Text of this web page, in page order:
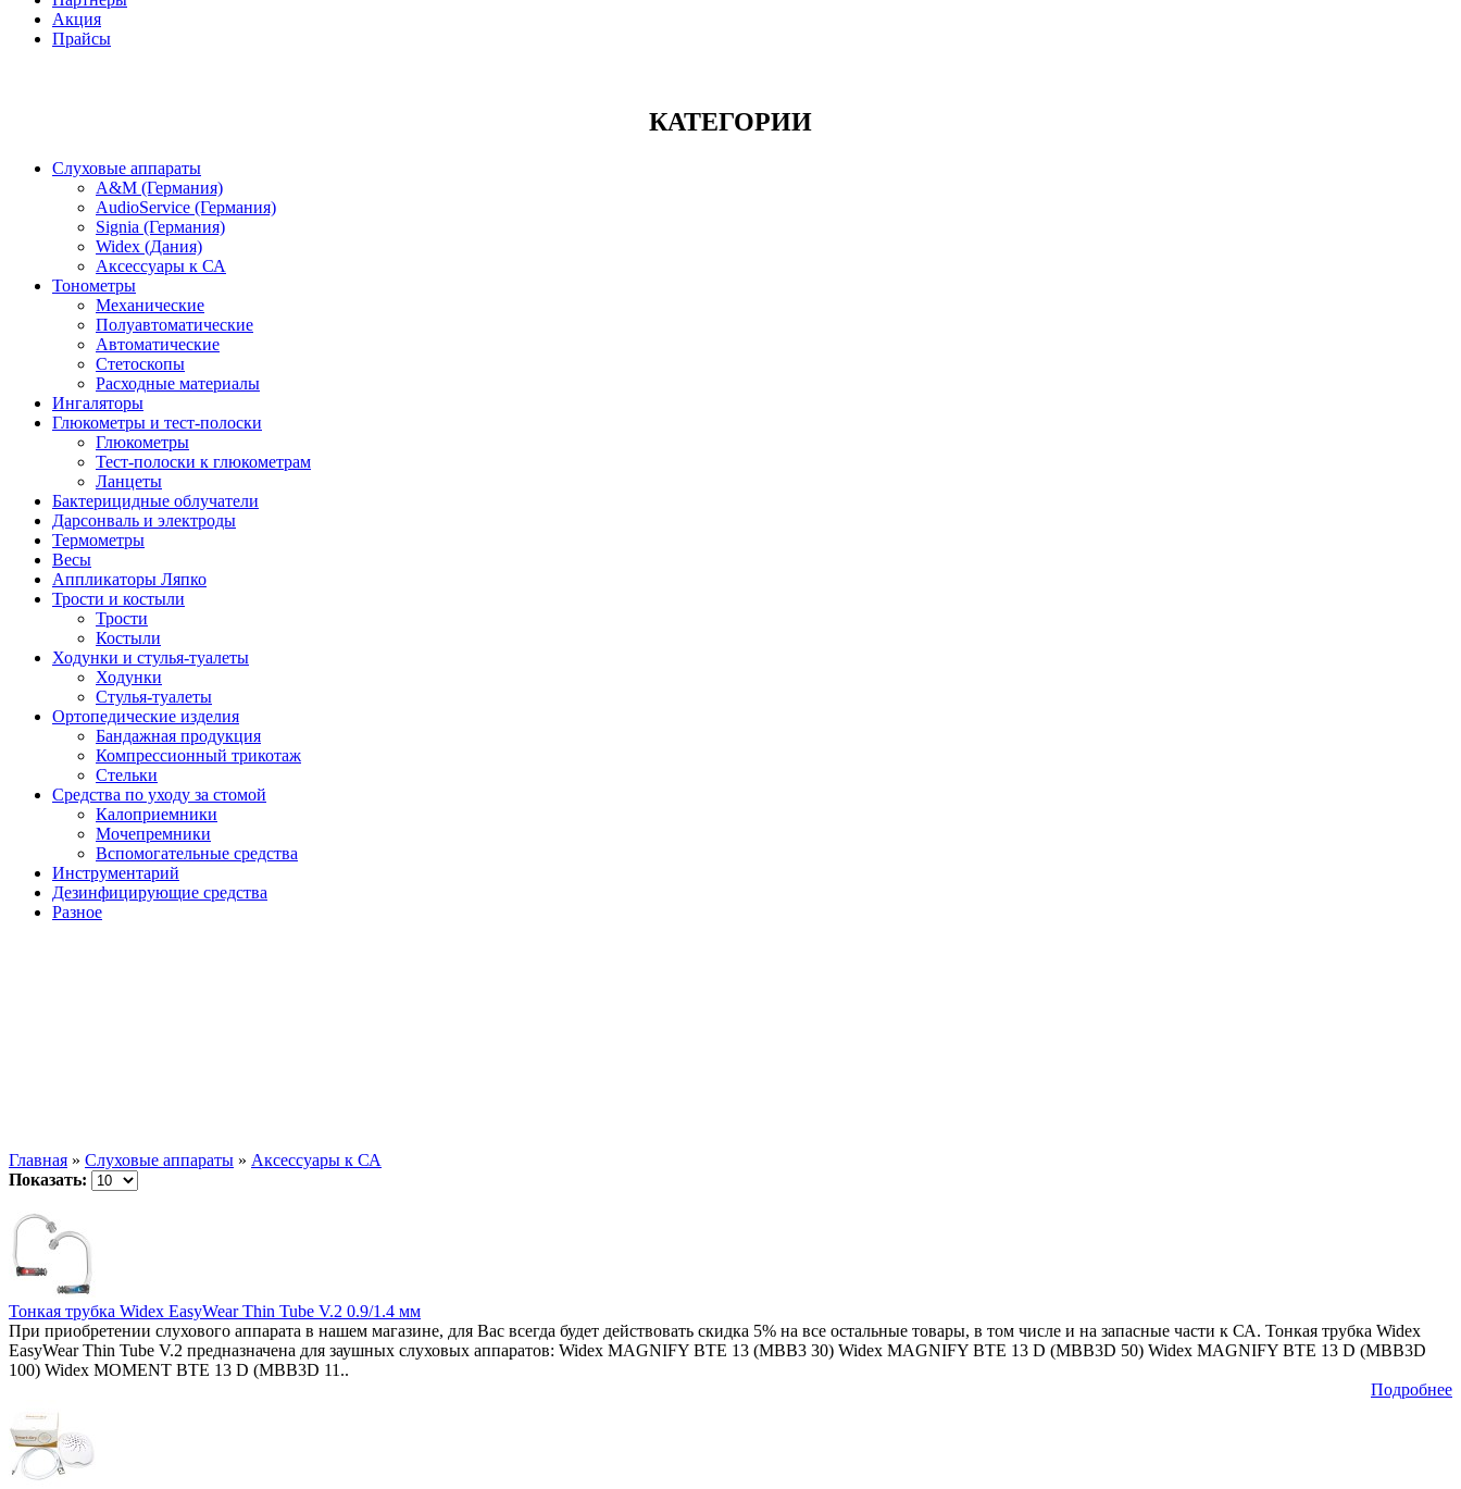
Акция
Прайсы
КАТЕГОРИИ
Слуховые аппараты
A&M (Германия)
AudioService (Германия)
Signia (Германия)
Widex (Дания)
Аксессуары к СА
Тонометры
Механические
Полуавтоматические
Автоматические
Стетоскопы
Расходные материалы
Ингаляторы
Глюкометры и тест-полоски
Глюкометры
Тест-полоски к глюкометрам
Ланцеты
Бактерицидные облучатели
Дарсонваль и электроды
Термометры
Весы
Аппликаторы Ляпко
Трости и костыли
Трости
Костыли
Ходунки и стулья-туалеты
Ходунки
Стулья-туалеты
Ортопедические изделия
Бандажная продукция
Компрессионный трикотаж
Стельки
Средства по уходу за стомой
Калоприемники
Мочепремники
Вспомогательные средства
Инструментарий
Дезинфицирующие средства
Разное
Главная » Слуховые аппараты » Аксессуары к СА
Показать:
Тонкая трубка Widex EasyWear Thin Tube V.2 0.9/1.4 мм
При приобретении слухового аппарата в нашем магазине, для Вас всегда будет действовать скидка 5% на все остальные товары, в том числе и на запасные части к СА. Тонкая трубка Widex
EasyWear Thin Tube V.2 предназначена для заушных слуховых аппаратов: Widex MAGNIFY BTE 13 (MBB3 30) Widex MAGNIFY BTE 13 D (MBB3D 50) Widex MAGNIFY BTE 13 D (MBB3D
100) Widex MOMENT BTE 13 D (MBB3D 11..
Подробнее